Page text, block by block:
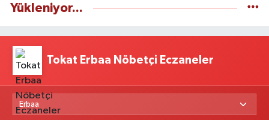
Yükleniyor...
Tokat Erbaa Nöbetçi Eczaneler